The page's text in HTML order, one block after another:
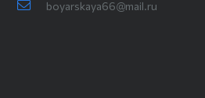
boyarskaya66@mail.ru